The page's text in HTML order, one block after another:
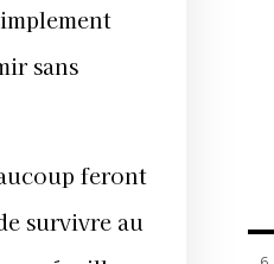
sans
feront
survivre au